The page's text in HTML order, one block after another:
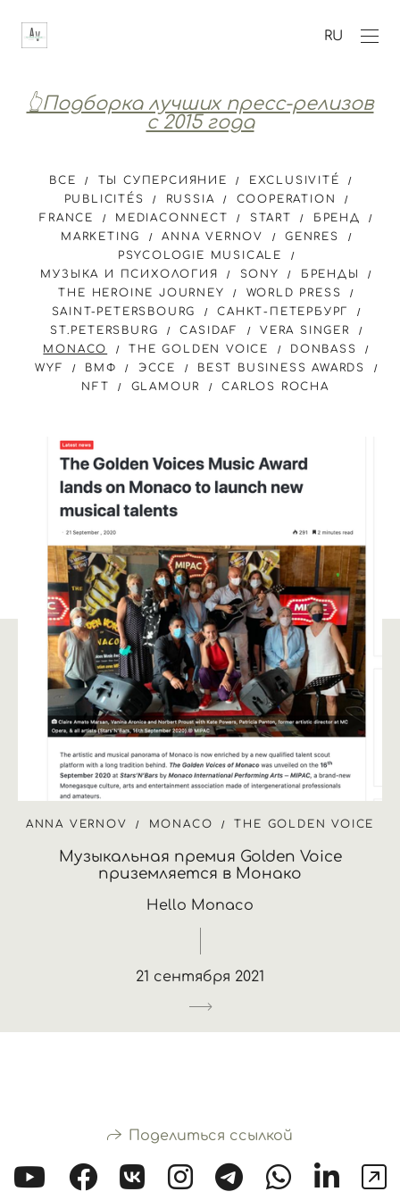
RU
👆Подборка лучших пресс-релизов
с 2015 года
ВСЕ ТЫ СУПЕРСИЯНИЕ
EXCLUSIVITÉ
PUBLICITÉS
RUSSIA
COOPERATION
FRANCE
MEDIACONNECT START
БРЕНД
MARKETING
ANNA VERNOV
GENRES
PSYCOLOGIE MUSICALE
МУЗЫКА И ПСИХОЛОГИЯ
SONY
БРЕНДЫ
THE HEROINE JOURNEY
WORLD PRESS
SAINT-PETERSBOURG
САНКТ-ПЕТЕРБУРГ
ST.PETERSBURG
CASIDAF
VERA SINGER
MONACO
THE GOLDEN VOICE
DONBASS
WYF
ВМФ ЭССЕ
BEST BUSINESS AWARDS
NFT
GLAMOUR CARLOS ROCHA
ANNA VERNOV MONACO THE GOLDEN VOICE
Музыкальная премия Golden Voice
приземляется в Монако
Hello Monaco
21 сентября 2021
Поделиться ссылкой